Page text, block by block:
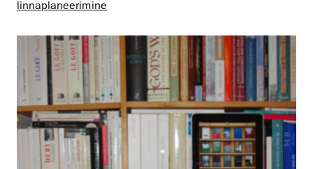
linnaplaneerimine